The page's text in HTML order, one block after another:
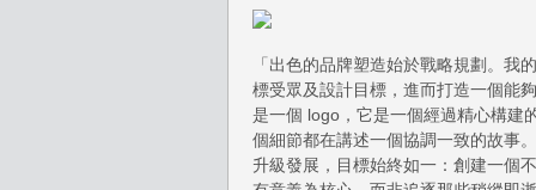
「出色的品牌塑造始於戰略規劃。我
標受眾及設計目標，進而打造一個能
是一個 logo，它是一個經過精心構建
個細節都在講述一個協調一致的故事
升級發展，目標始終如一：創建一個